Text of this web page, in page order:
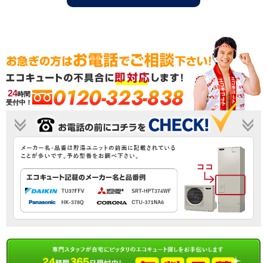
24時間
受付中！
0120-323-838